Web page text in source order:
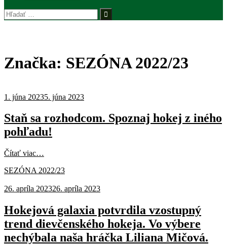
Hľadať:
Značka: SEZÓNA 2022/23
1. júna 20235. júna 2023
Staň sa rozhodcom. Spoznaj hokej z iného
pohľadu!
Čítať viac…
SEZÓNA 2022/23
26. apríla 202326. apríla 2023
Hokejová galaxia potvrdila vzostupný
trend dievčenského hokeja. Vo výbere
nechýbala naša hráčka Liliana Mičová.